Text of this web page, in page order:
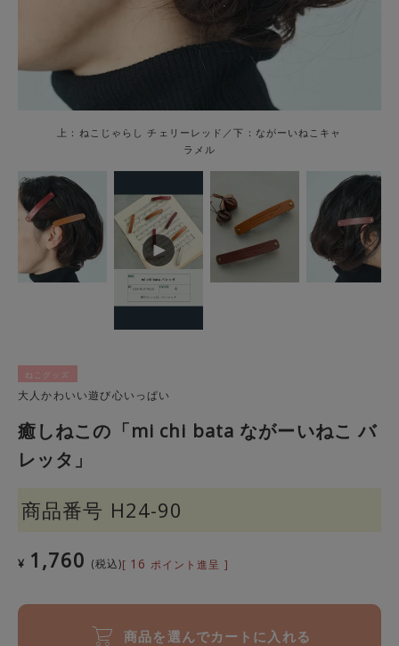
上：ねこじゃらし チェリーレッド／下：ながーいねこキャ
ラメル
ねこグッズ
大人かわいい遊び心いっぱい
癒しねこの「mi chi bata ながーいねこ バ
レッタ」
商品番号 H24-90
¥ 1,760 税込 [ 16 ポイント進呈 ]
商品を選んでカートに入れる